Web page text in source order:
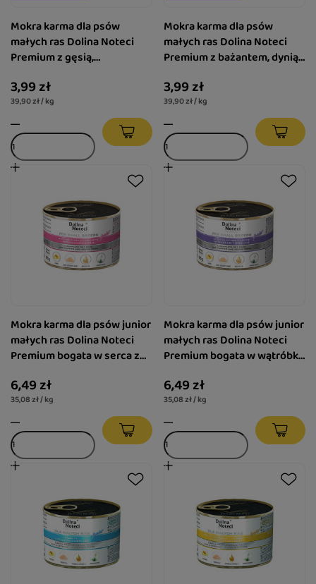
Mokra karma dla psów
małych ras Dolina Noteci
Premium z gęsią,
saszetka 100 g
3,99 zł
39,90 zł / kg
Mokra karma dla psów
małych ras Dolina Noteci
Premium z bażantem, dynią i
3,99 zł
39,90 zł / kg
Mokra karma dla psów junior
małych ras Dolina Noteci
Premium bogata w serca z
puszka 185 g
6,49 zł
35,08 zł / kg
Mokra karma dla psów junior
małych ras Dolina Noteci
Premium bogata w wątróbkę
puszka 185 g
6,49 zł
35,08 zł / kg